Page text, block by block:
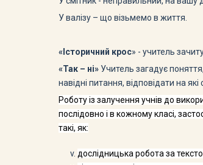
У валізу – що візьмемо в життя.
«Історичний крос» - учитель
«Так – ні» Учитель загадує
навідні питання, відповідати на які
Роботу із залучення учнів до
послідовно і в кожному класі,
такі, як:
дослідницька робота за